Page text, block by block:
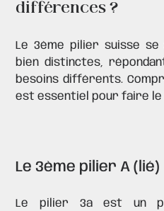
différences ?
Le 3ème pilier suisse
bien distinctes,
besoins différents.
est essentiel pour faire le
Le 3ème pilier A (lié)
Le pilier 3a est un